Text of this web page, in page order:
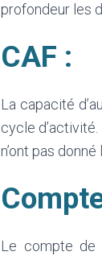
profondeur les
CAF :
La capacité
cycle
n’ont pas
Le compte de